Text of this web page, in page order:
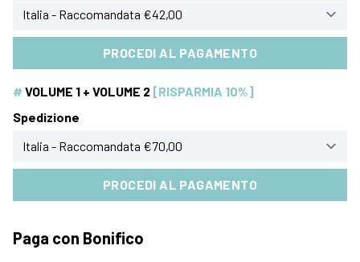
PROCEDI AL PAGAMENTO
# VOLUME 1 + VOLUME 2 [RISPARMIA 10%]
Spedizione
PROCEDI AL PAGAMENTO
Paga con Bonifico